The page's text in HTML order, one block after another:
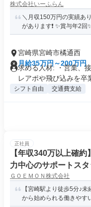
株式会社いーふらん
＼月収150万円の実績あ
があります❗ ✨賞与年2回
宮崎県宮崎市橘通西
月給35万円～200万円
求める人材: ・営業、
レアポや飛び込みを卒
シフト自由 交通費支給
正社員
【年収340万以上確
力中心のサポートスタ
ＧＯＥＭＯＮ株式会社
【宮崎駅より徒歩5分♪
から始められる働きやす